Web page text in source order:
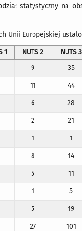
statystyczny na
Unii Europejskiej
1 NUTS 2
NUTS 3
9 35
11 44
6 28
2 21
1 1
8 14
5 11
1 5
5 19
27 101